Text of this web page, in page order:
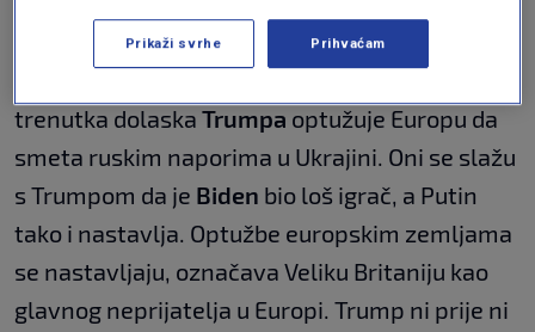
je jučer upozorio da je spreman
trenutka dolaska Trumpa optužuje Europu da
smeta ruskim naporima u Ukrajini. Oni se slažu
s Trumpom da je Biden bio loš igrač, a Putin
tako i nastavlja. Optužbe europskim zemljama
se nastavljaju, označava Veliku Britaniju kao
glavnog neprijatelja u Europi. Trump ni prije ni
Prikaži svrhe Prihvaćam